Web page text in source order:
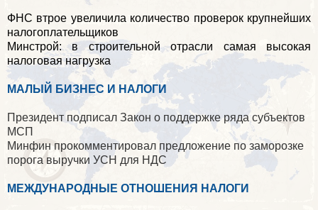
ФНС втрое увеличила количество проверок крупнейших
налогоплательщиков
Минстрой: в строительной отрасли самая высокая
налоговая нагрузка
МАЛЫЙ БИЗНЕС И НАЛОГИ
Президент подписал Закон о поддержке ряда субъектов
МСП
Минфин прокомментировал предложение по заморозке
порога выручки УСН для НДС
МЕЖДУНАРОДНЫЕ ОТНОШЕНИЯ НАЛОГИ